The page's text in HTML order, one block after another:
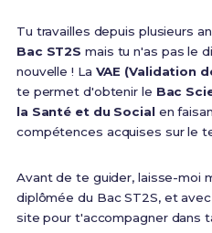
Tu travailles depuis plusieurs
Bac ST2S mais tu n'as pas le
nouvelle ! La VAE (Validation
te permet d'obtenir le Bac
la Santé et du Socialen
compétences acquises sur le
Avant de te guider, laisse-moi
diplômée du Bac ST2S, et avec
site pour t'accompagner dans